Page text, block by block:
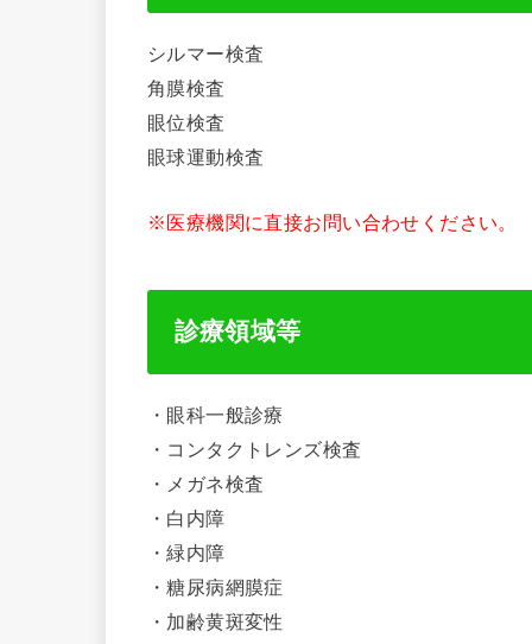
シルマー検査
角膜検査
眼位検査
眼球運動検査
※医療機関に直接お問い合わせください。
診療領域等
・眼科一般診療
・コンタクトレンズ検査
・メガネ検査
・白内障
・緑内障
・糖尿病網膜症
・加齢黄斑変性